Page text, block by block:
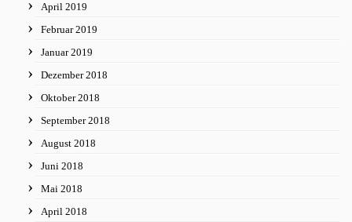
April 2019
Februar 2019
Januar 2019
Dezember 2018
Oktober 2018
September 2018
August 2018
Juni 2018
Mai 2018
April 2018